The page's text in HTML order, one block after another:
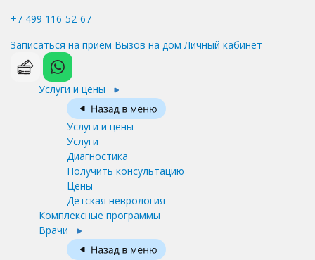
+7 499 116-52-67
Записаться на прием Вызов на дом Личный кабинет
Услуги и цены
Услуги и цены
Услуги
Диагностика
Получить консультацию
Цены
Детская неврология
Комплексные программы
Врачи